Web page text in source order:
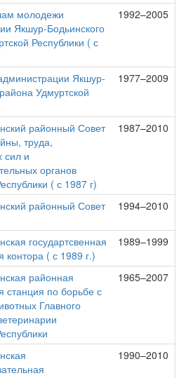
молодежи
Якшур-Бодьинского
Республики ( с
1992–2005
Якшур-
Удмуртской
1977–2009
районный Совет
труда,
сил и
органов
( с 1987 г)
1987–2010
районный Совет
1994–2010
государтсвенная
контора ( с 1989 г.)
1989–1999
районная
станция по борьбе с
Главного
1965–2007
1990–2010